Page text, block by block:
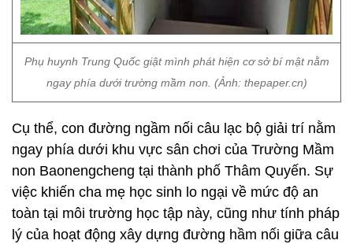
Phụ huynh Trung Quốc giật mình phát hiện cơ sở bí mật nằm
ngay phía dưới trường mầm non. (Ảnh: thepaper.cn)
Cụ thể, con đường ngầm nối câu lạc bộ giải trí nằm
ngay phía dưới khu vực sân chơi của Trường Mầm
non Baonengcheng tại thành phố Thâm Quyến. Sự
việc khiến cha mẹ học sinh lo ngại về mức độ an
toàn tại môi trường học tập này, cũng như tính pháp
lý của hoạt động xây dựng đường hầm nối giữa câu